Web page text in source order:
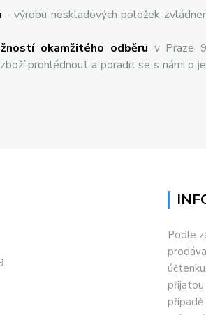
- výrobu neskladových položek
okamžitého odběru v Praze
prohlédnout a poradit se s námi o
Podle